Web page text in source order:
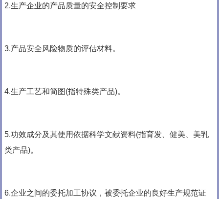
2.生产企业的产品质量的安全控制要求
3.产品安全风险物质的评估材料。
4.生产工艺和简图(指特殊类产品)。
5.功效成分及其使用依据科学文献资料(指育发、健美、美乳
类产品)。
6.企业之间的委托加工协议，被委托企业的良好生产规范证